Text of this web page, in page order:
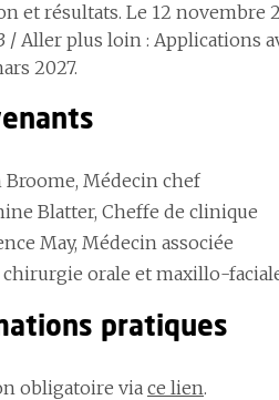
et résultats. Le 12 novembre
/ Aller plus loin : Applications
2027.
Médecin chef
Blatter, Cheffe de clinique
May, Médecin associée
orale et maxillo-
pratiques
obligatoire via ce lien.